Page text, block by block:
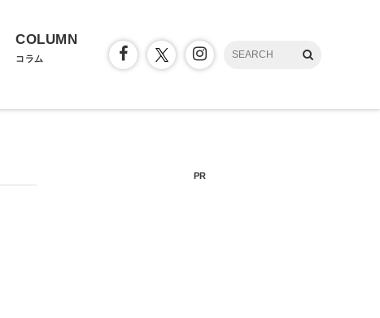
COLUMN
コラム
PR